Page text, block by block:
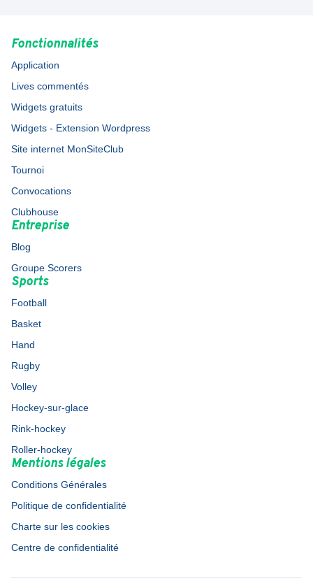
Fonctionnalités
Application
Lives commentés
Widgets gratuits
Widgets - Extension Wordpress
Site internet MonSiteClub
Tournoi
Convocations
Clubhouse
Entreprise
Blog
Groupe Scorers
Sports
Football
Basket
Hand
Rugby
Volley
Hockey-sur-glace
Rink-hockey
Roller-hockey
Mentions légales
Conditions Générales
Politique de confidentialité
Charte sur les cookies
Centre de confidentialité